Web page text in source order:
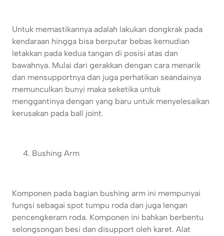
Untuk memastikannya adalah lakukan dongkrak pada
kendaraan hingga bisa berputar bebas kemudian
letakkan pada kedua tangan di posisi atas dan
bawahnya. Mulai dari gerakkan dengan cara menarik
dan mensupportnya dan juga perhatikan seandainya
memunculkan bunyi maka seketika untuk
menggantinya dengan yang baru untuk menyelesaikan
kerusakan pada ball joint.
Bushing Arm
Komponen pada bagian bushing arm ini mempunyai
fungsi sebagai spot tumpu roda dan juga lengan
pencengkeram roda. Komponen ini bahkan berbentu
selongsongan besi dan disupport oleh karet. Alat